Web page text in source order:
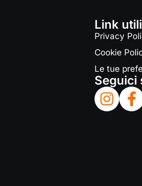
Link utili
Privacy
Cookie
Le tue
Seguici